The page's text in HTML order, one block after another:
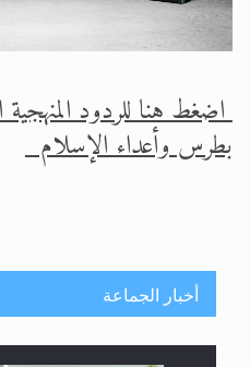
اضغط هنا للردود
بطرس وأعداء الإسلام
أخبار الجماعة